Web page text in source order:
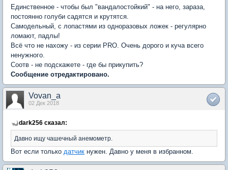
Единственное - чтобы был "вандалостойкий" - на него, зараза,
постоянно голуби садятся и крутятся.
Самодельный, с лопастями из одноразовых ложек - регулярно
ломают, падлы!
Всё что не нахожу - из серии PRO. Очень дорого и куча всего
ненужного.
Соотв - не подскажете - где бы прикупить?
Сообщение отредактировано.
Vovan_a
02 Дек 2018
dark256 сказал:
Давно ищу чашечный анемометр.
Вот если только датчик нужен. Давно у меня в избранном.